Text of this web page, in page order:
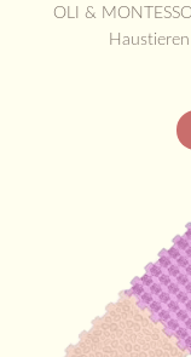
OLI &